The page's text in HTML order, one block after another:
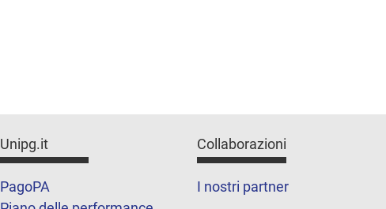
Unipg.it
PagoPA
Collaborazioni
I nostri partner